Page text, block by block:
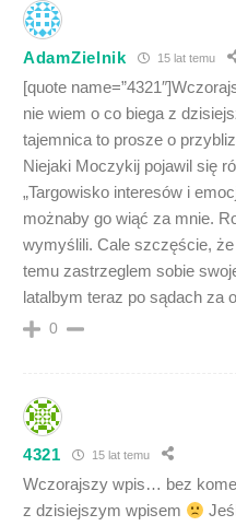
AdamZielnik 15 lat temu
[quote
nie wiem o co biega z
tajemnica to prosze o
Niejaki Moczykij pojawil się
„Targowisko interesów i
możnaby go wiąć za mnie.
wymyślili. Cale szczęście,
temu zastrzeglem sobie
latalbym teraz po sądach za
0
4321 15 lat temu
Wczorajszy wpis… bez
z dzisiejszym wpisem